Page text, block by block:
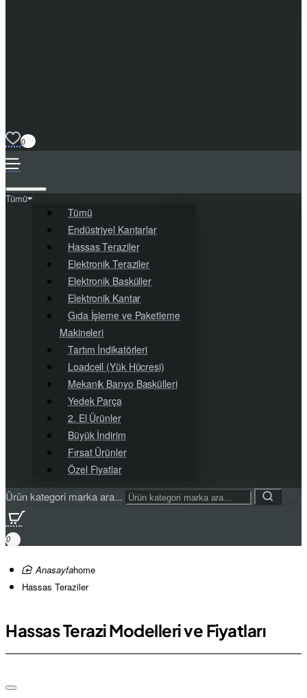
0
Tümü
Tümü
Endüstriyel Kantarlar
Hassas Teraziler
Elektronik Teraziler
Elektronik Basküller
Elektronik Kantar
Gıda İşleme ve Paketleme
Makineleri
Tartım İndikatörleri
Loadcell (Yük Hücresi)
Mekanik Banyo Baskülleri
Yedek Parça
2. El Ürünler
Büyük İndirim
Fırsat Ürünler
Özel Fiyatlar
Ürün kategori marka ara...
0
home
Hassas Teraziler
Hassas Terazi Modelleri ve Fiyatları